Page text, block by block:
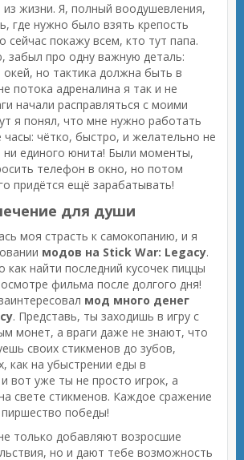
из жизни. Я, полный воодушевления,
где нужно было взять крепость
сейчас покажу всем, кто тут папа.
забыл про одну важную деталь:
окей, но тактика должна быть в
потока адреналина я так и не
начали расправляться с моими
я понял, что мне нужно работать
часы: чётко, быстро, и желательно не
ни единого юнита! Были моменты,
телефон в окно, но потом
придётся ещё зарабатывать!
для души
моя страсть к самокопанию, и я
модов на Stick War: Legacy.
как найти последний кусочек пиццы
фильма после долгого дня!
мод много денег
. Представь, ты заходишь в игру с
монет, а враги даже не знают, что
своих стикменов до зубов,
как на убыстрении еды в
вот уже ты не просто игрок, а
свете стикменов. Каждое сражение
победы!
только добавляют возросшие
но и дают тебе возможность